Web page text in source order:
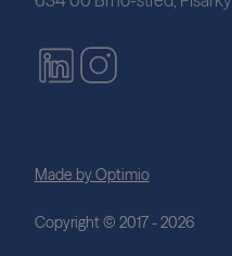
Copyright © 2017 - 2026
Made by Optimio